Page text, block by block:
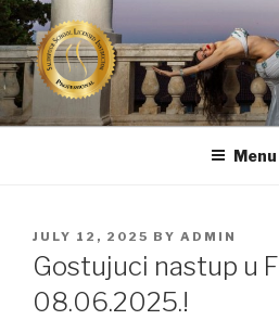
Skip
to
content
TRBUŠNA
CERTIFICIRANA TRBUŠNA
Menu
POSTED
ON
JULY 12, 2025 BY ADMIN
Gostujuci nastup u
08.06.2025.!